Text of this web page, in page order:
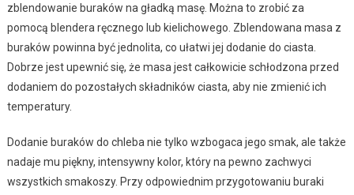
zblendowanie buraków na gładką masę. Można to zrobić za
pomocą blendera ręcznego lub kielichowego. Zblendowana masa z
buraków powinna być jednolita, co ułatwi jej dodanie do ciasta.
Dobrze jest upewnić się, że masa jest całkowicie schłodzona przed
dodaniem do pozostałych składników ciasta, aby nie zmienić ich
temperatury.
Dodanie buraków do chleba nie tylko wzbogaca jego smak, ale także
nadaje mu piękny, intensywny kolor, który na pewno zachwyci
wszystkich smakoszy. Przy odpowiednim przygotowaniu buraki